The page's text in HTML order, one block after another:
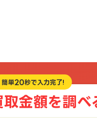
簡単20秒で入力完了!
金額を調べ